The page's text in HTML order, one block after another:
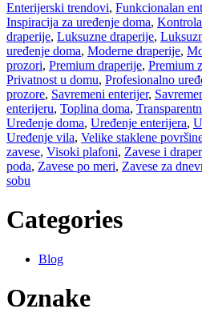
Enterijerski trendovi, Funkcionalan
Inspiracija za uređenje doma,
draperije, Luksuzne draperije,
uređenje doma, Moderne draperije,
prozori, Premium draperije, Premium
Privatnost u domu, Profesionalno
prozore, Savremeni enterijer,
enterijeru, Toplina doma,
Uređenje doma, Uređenje enterijera,
Uređenje vila, Velike staklene
zavese, Visoki plafoni, Zavese i
poda, Zavese po meri, Zavese za
sobu
Categories
Blog
Oznake